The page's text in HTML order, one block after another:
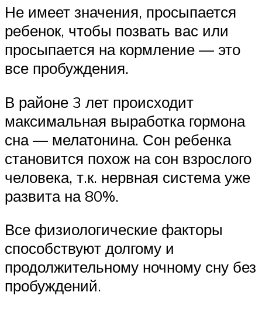
Не имеет значения, просыпается
ребенок, чтобы позвать вас или
просыпается на кормление — это
все пробуждения.
В районе 3 лет происходит
максимальная выработка гормона
сна — мелатонина. Сон ребенка
становится похож на сон взрослого
человека, т.к. нервная система уже
развита на 80%.
Все физиологические факторы
способствуют долгому и
продолжительному ночному сну без
пробуждений.